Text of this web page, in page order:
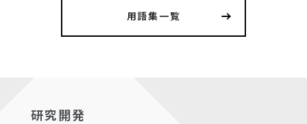
用語集一覧
研究開発